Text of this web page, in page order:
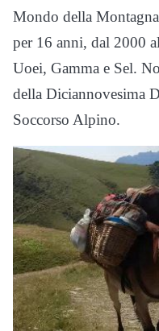
Mondo della
per 16 anni, dal 2000
Uoei, Gamma e Sel.
della Diciannovesima
Soccorso Alpino.